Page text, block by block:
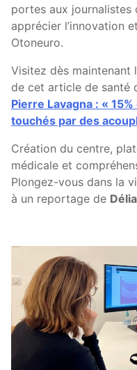
portes aux journalistes
apprécier l’innovation
Otoneuro.
Visitez dès maintenant
de cet article de santé
Pierre Lavagna : «
touchés par des
Création du centre,
médicale et
Plongez-vous dans la
à un reportage de